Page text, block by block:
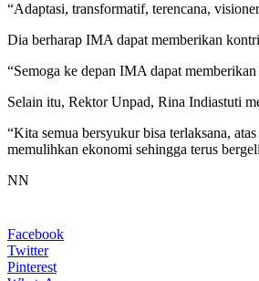
“Adaptasi, transformatif, terencana,
Dia berharap IMA dapat memberikan
“Semoga ke depan IMA dapat
Selain itu, Rektor Unpad, Rina Indiastuti
“Kita semua bersyukur bisa terlaksana,
memulihkan ekonomi sehingga terus
NN
Facebook
Twitter
Pinterest